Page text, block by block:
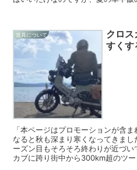
道具について
クロ
すくす
「本ページはプロモーションが含
なると秋も深まり寒くなってきま
ーズン目もそろそろ終わりが近づ
カブに跨り街中から300km超のツ